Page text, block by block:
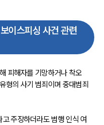
이스피싱 사건 관련
피해자를 기망하거나 착오
형의 사기 범죄이며 중대범죄
주장하더라도 범행 인식 여